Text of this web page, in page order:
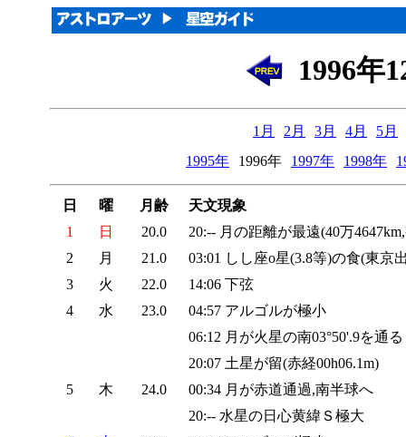
1996年
1月 2月 3月 4月
5月
1995年
1996年 1997年 1998年
日 曜 月齢
天文現象
1
日 20.0
20:-- 月の距離が最遠(40万
2
月 21.0
03:01 しし座ο星(3.8等)の食(東京
3
火 22.0
14:06 下弦
4
水 23.0
04:57 アルゴルが極小
06:12 月が火星の南03°50'.9を通る
20:07 土星が留(赤経00h06.1m)
5
木 24.0
00:34 月が赤道通過,南半球へ
20:-- 水星の日心黄緯Ｓ極大